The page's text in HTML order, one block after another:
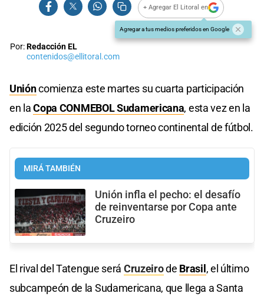
+ Agregar El Litoral en
Agregar a tus medios preferidos en Google
Por:Redacción EL
contenidos@ellitoral.com
Unióncomienza este martes su cuarta participación
en laCopa CONMEBOL Sudamericana, esta vez en la
edición 2025 del segundo torneo continental de fútbol.
MIRÁ TAMBIÉN
Unión infla el pecho: el desafío
de reinventarse por Copa ante
Cruzeiro
El rival del Tatengue será Cruzeirode Brasil, el último
subcampeón de la Sudamericana, que llega a Santa